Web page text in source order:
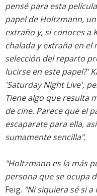
pensé para esta
papel de Holtzmann,
extraño y, si conoces a
chalada y extraña en el
selección del reparto
lucirse en este papel?'
'Saturday Night Live',
Tiene algo que resulta
de cine. Parece que el
escaparate para ella,
sumamente sencilla".
"Holtzmann es la más
persona que se ocupa
Feig. "Ni siquiera sé si